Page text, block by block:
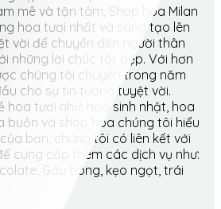
mê và tận tâm, Shop hoa Milan
hoa tươi nhất và sáng tạo lên
vời để chuyển đến người thân
những lời chúc tốt đẹp. Với hơn
chúng tôi chuyển trong năm
cho sự tin tưởng tuyệt vời.
hoa tươi như: hoa sinh nhật, hoa
buồn và shop hoa chúng tôi hiểu
bạn, chúng tôi có liên kết với
cung cấp thêm các dịch vụ như:
Gấu bông, kẹo ngọt, trái